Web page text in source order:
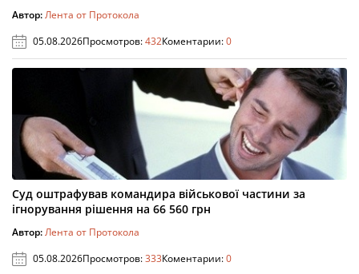
Автор:Лента от Протокола
05.08.2026Просмотров:432Коментарии:0
Суд оштрафував командира військової частини за
ігнорування рішення на 66 560 грн
Автор:Лента от Протокола
05.08.2026Просмотров:333Коментарии:0